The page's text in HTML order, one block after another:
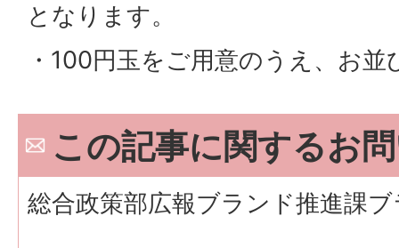
となります。
・100円玉をご用意のうえ、お
この記事に関するお
総合政策部広報ブランド推進課